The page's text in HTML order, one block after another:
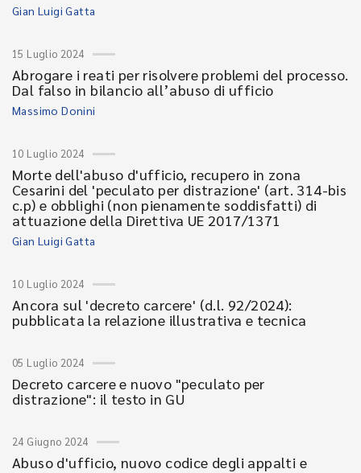
Gian Luigi Gatta
15 Luglio 2024
Abrogare i reati per risolvere problemi del processo.
Dal falso in bilancio all’abuso di ufficio
Massimo Donini
10 Luglio 2024
Morte dell'abuso d'ufficio, recupero in zona
Cesarini del 'peculato per distrazione' (art. 314-bis
c.p) e obblighi (non pienamente soddisfatti) di
attuazione della Direttiva UE 2017/1371
Gian Luigi Gatta
10 Luglio 2024
Ancora sul 'decreto carcere' (d.l. 92/2024):
pubblicata la relazione illustrativa e tecnica
05 Luglio 2024
Decreto carcere e nuovo "peculato per
distrazione": il testo in GU
24 Giugno 2024
Abuso d'ufficio, nuovo codice degli appalti e